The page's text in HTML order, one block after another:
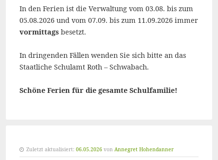
In den Ferien ist die Verwaltung vom 03.08. bis zum
05.08.2026 und vom 07.09. bis zum 11.09.2026 immer
vormittags besetzt.
In dringenden Fällen wenden Sie sich bitte an das
Staatliche Schulamt Roth – Schwabach.
Schöne Ferien für die gesamte Schulfamilie!
Zuletzt aktualisiert: 06.05.2026 von Annegret Hohendanner